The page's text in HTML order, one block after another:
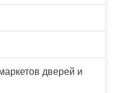
дверей и